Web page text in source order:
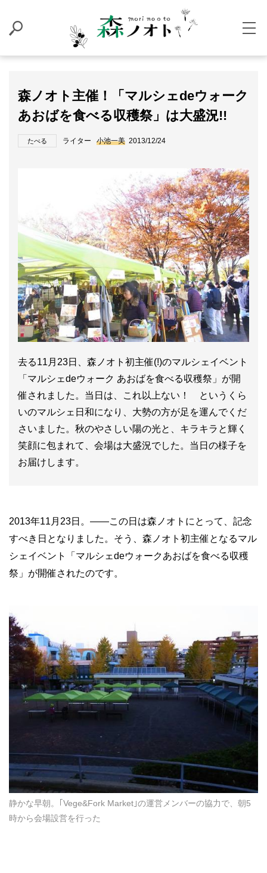
森ノオト主催！「マルシェdeウォーク
あおばを食べる収穫祭」は大盛況!!
たべる ライター 小池一美 2013/12/24
去る11月23日、森ノオト初主催(!)のマルシェイベント
「マルシェdeウォーク あおばを食べる収穫祭」が開
催されました。当日は、これ以上ない！ というくら
いのマルシェ日和になり、大勢の方が足を運んでくだ
さいました。秋のやさしい陽の光と、キラキラと輝く
笑顔に包まれて、会場は大盛況でした。当日の様子を
お届けします。
2013年11月23日。――この日は森ノオトにとって、記念
すべき日となりました。そう、森ノオト初主催となるマル
シェイベント「マルシェdeウォークあおばを食べる収穫
祭」が開催されたのです。
静かな早朝。｢Vege&Fork Market｣の運営メンバーの協力で、朝5
時から会場設営を行った